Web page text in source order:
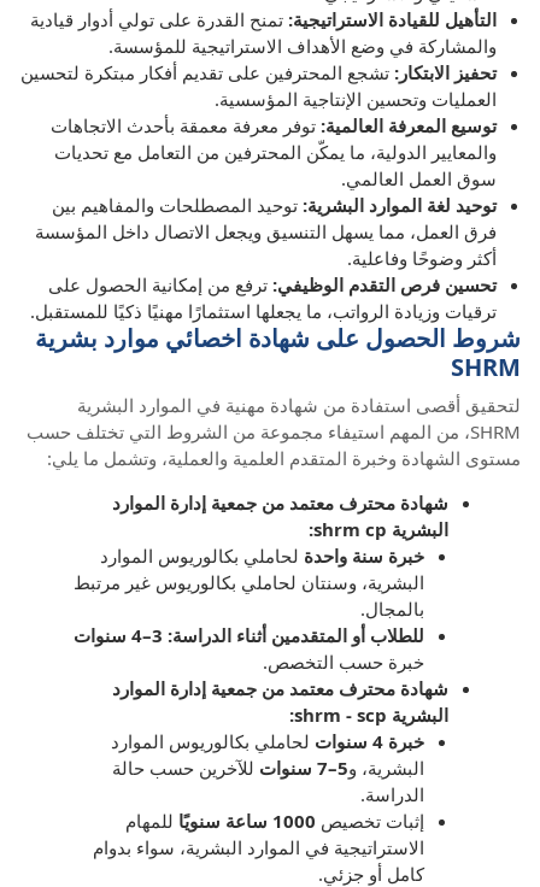
التأهيل للقيادة الاستراتيجية: تمنح القدرة على تولي أدوار قيادية
والمشاركة في وضع الأهداف الاستراتيجية للمؤسسة.
تحفيز الابتكار: تشجع المحترفين على تقديم أفكار مبتكرة لتحسين
العمليات وتحسين الإنتاجية المؤسسية.
توسيع المعرفة العالمية: توفر معرفة معمقة بأحدث الاتجاهات
والمعايير الدولية، ما يمكّن المحترفين من التعامل مع تحديات
سوق العمل العالمي.
توحيد لغة الموارد البشرية: توحيد المصطلحات والمفاهيم بين
فرق العمل، مما يسهل التنسيق ويجعل الاتصال داخل المؤسسة
أكثر وضوحًا وفاعلية.
تحسين فرص التقدم الوظيفي: ترفع من إمكانية الحصول على
ترقيات وزيادة الرواتب، ما يجعلها استثمارًا مهنيًا ذكيًا للمستقبل.
شروط الحصول على شهادة اخصائي موارد بشرية
SHRM
لتحقيق أقصى استفادة من شهادة مهنية في الموارد البشرية
SHRM، من المهم استيفاء مجموعة من الشروط التي تختلف حسب
مستوى الشهادة وخبرة المتقدم العلمية والعملية، وتشمل ما يلي:
شهادة محترف معتمد من جمعية إدارة الموارد
البشرية shrm cp:
خبرة سنة واحدة لحاملي بكالوريوس الموارد
البشرية، وسنتان لحاملي بكالوريوس غير مرتبط
بالمجال.
للطلاب أو المتقدمين أثناء الدراسة: 3–4 سنوات
خبرة حسب التخصص.
شهادة محترف معتمد من جمعية إدارة الموارد
البشرية shrm - scp:
خبرة 4 سنوات
لحاملي بكالوريوس الموارد
البشرية، و5–7 سنوات
للآخرين حسب حالة
الدراسة.
إثبات تخصيص 1000 ساعة سنويًا
للمهام
الاستراتيجية في الموارد البشرية، سواء بدوام
كامل أو جزئي.